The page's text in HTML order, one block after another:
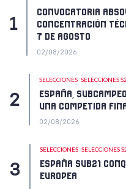
CONVOCATORIA
CONCENTRACIÓN
7 DE AGOSTO
02/08/2026
SELECCIONES SELECCIONES
ESPAÑA,
UNA COMPETIDA
02/08/2026
SELECCIONES SELECCIONES
ESPAÑA SUB21
EUROPEA